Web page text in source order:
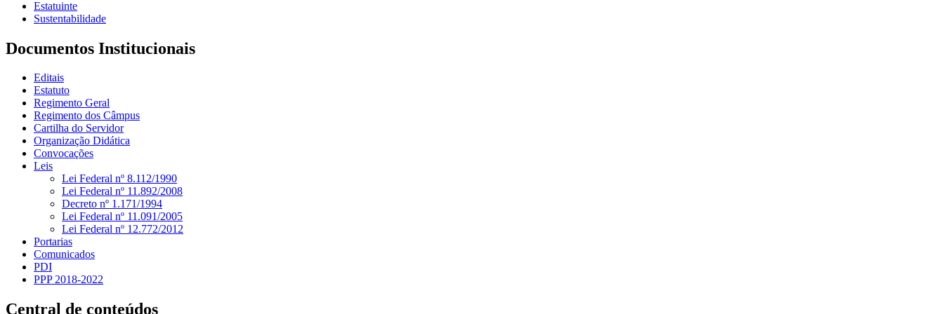
Estatuinte
Sustentabilidade
Documentos Institucionais
Editais
Estatuto
Regimento Geral
Regimento dos Câmpus
Cartilha do Servidor
Organização Didática
Convocações
Leis
Lei Federal nº 8.112/1990
Lei Federal nº 11.892/2008
Decreto nº 1.171/1994
Lei Federal nº 11.091/2005
Lei Federal nº 12.772/2012
Portarias
Comunicados
PDI
PPP 2018-2022
Central de conteúdos